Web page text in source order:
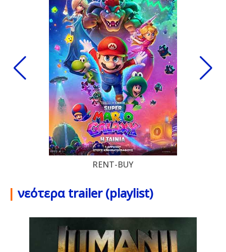
RENT-BUY
| νεότερα trailer (playlist)